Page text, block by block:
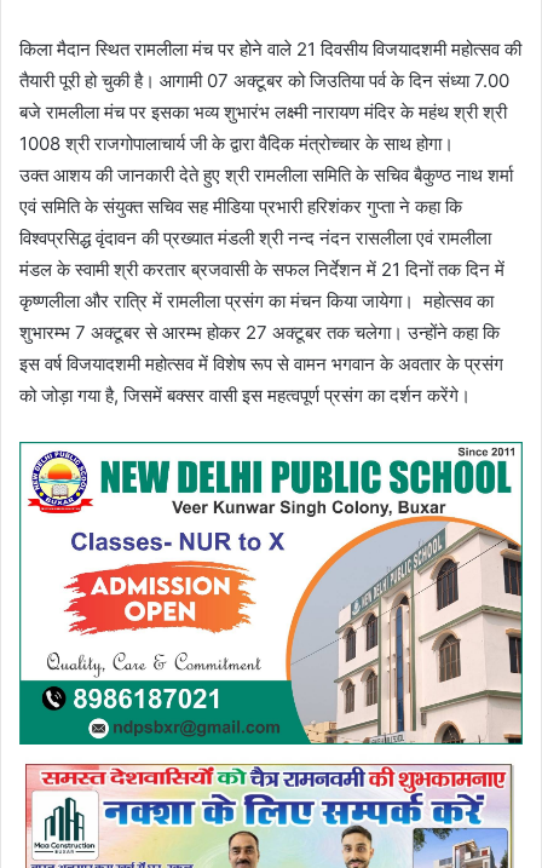
किला मैदान स्थित रामलीला मंच पर होने वाले 21 दिवसीय विजयादशमी महोत्सव की
तैयारी पूरी हो चुकी है। आगामी 07 अक्टूबर को जिउतिया पर्व के दिन संध्या 7.00
बजे रामलीला मंच पर इसका भव्य शुभारंभ लक्ष्मी नारायण मंदिर के महंथ श्री श्री
1008 श्री राजगोपालाचार्य जी के द्वारा वैदिक मंत्रोच्चार के साथ होगा।
उक्त आशय की जानकारी देते हुए श्री रामलीला समिति के सचिव बैकुण्ठ नाथ शर्मा
एवं समिति के संयुक्त सचिव सह मीडिया प्रभारी हरिशंकर गुप्ता ने कहा कि
विश्वप्रसिद्ध वृंदावन की प्रख्यात मंडली श्री नन्द नंदन रासलीला एवं रामलीला
मंडल के स्वामी श्री करतार ब्रजवासी के सफल निर्देशन में 21 दिनों तक दिन में
कृष्णलीला और रात्रि में रामलीला प्रसंग का मंचन किया जायेगा। महोत्सव का
शुभारम्भ 7 अक्टूबर से आरम्भ होकर 27 अक्टूबर तक चलेगा। उन्होंने कहा कि
इस वर्ष विजयादशमी महोत्सव में विशेष रूप से वामन भगवान के अवतार के प्रसंग
को जोड़ा गया है, जिसमें बक्सर वासी इस महत्वपूर्ण प्रसंग का दर्शन करेंगे।